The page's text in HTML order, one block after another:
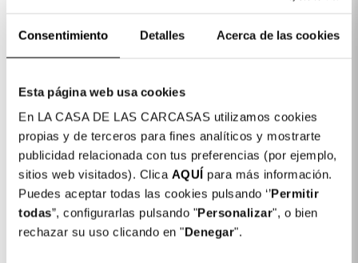
Consentimiento Detalles Acerca de las cookies
Esta página web usa cookies
En LA CASA DE LAS CARCASAS utilizamos cookies
propias y de terceros para fines analíticos y mostrarte
publicidad relacionada con tus preferencias (por ejemplo,
sitios web visitados). Clica AQUÍ para más información.
Puedes aceptar todas las cookies pulsando ‘’Permitir
todas”, configurarlas pulsando "Personalizar", o bien
rechazar su uso clicando en "Denegar".
Scegli la tua fantasia preferita
Detalhes do produto
Cor: Preto
COLORES DISPONIBLES
Preto
Capa Eco para Xiaomi Redmi Note 12S